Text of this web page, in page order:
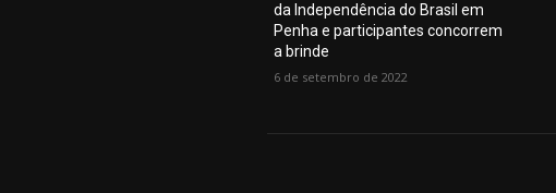
da Independência do Brasil em
Penha e participantes concorrem
a brinde
6 de setembro de 2022